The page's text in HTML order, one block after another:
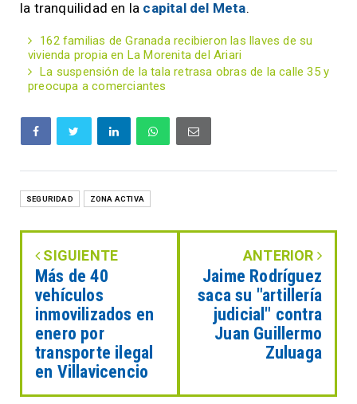
la tranquilidad en la capital del Meta.
162 familias de Granada recibieron las llaves de su
vivienda propia en La Morenita del Ariari
La suspensión de la tala retrasa obras de la calle 35 y
preocupa a comerciantes
SEGURIDAD ZONA ACTIVA
SIGUIENTE
Más de 40
vehículos
inmovilizados en
enero por
transporte ilegal
en Villavicencio
ANTERIOR
Jaime Rodríguez
saca su "artillería
judicial" contra
Juan Guillermo
Zuluaga